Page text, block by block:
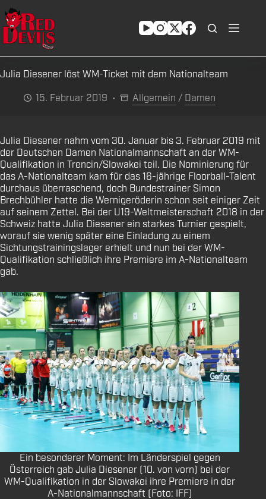
Zum
Inhalt
springen
Julia Diesener löst WM-Ticket mit dem Nationalteam
15. Februar 2019
Allgemein / Damen
Julia Diesener nahm vom 30. Januar bis 3. Februar 2019 mit
der Deutschen Damen Nationalmannschaft an der WM-
Qualifikation in Trencin/Slowakei teil. Die Nominierung für
das A-Nationalteam kam für das 16-jährige Floorball-Talent
durchaus überraschend, doch Bundestrainer Simon
Brechbühler hatte die Wernigeröderin schon seit einiger Zeit
auf seinem Zettel. Bei der U19-Weltmeisterschaft 2018 in der
Schweiz hatte Julia Diesener ein starkes Turnier gespielt,
worauf sie wenig später eine Einladung zu einem
Sichtungstrainingslager erhielt und nun bei der WM-
Qualifikation schließlich ihre Premiere im A-Nationalteam
gab.
Ein besonderer Moment: Im Länderspiel gegen
Österreich gab Julia Diesener (10. von vorn) bei der
WM-Qualifikation in der Slowakei ihre Premiere in der
A-Nationalmannschaft (Foto: IFF)